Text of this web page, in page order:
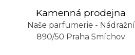
Kamenná prodejna
Naše parfumerie - Nádražní
890/50 Praha Smíchov